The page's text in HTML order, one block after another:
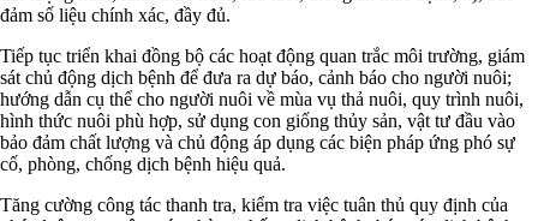
đảm số liệu chính xác, đầy đủ.
Tiếp tục triển khai đồng bộ các hoạt động quan trắc môi trường, giám
sát chủ động dịch bệnh để đưa ra dự báo, cảnh báo cho người nuôi;
hướng dẫn cụ thể cho người nuôi về mùa vụ thả nuôi, quy trình nuôi,
hình thức nuôi phù hợp, sử dụng con giống thủy sản, vật tư đầu vào
bảo đảm chất lượng và chủ động áp dụng các biện pháp ứng phó sự
cố, phòng, chống dịch bệnh hiệu quả.
Tăng cường công tác thanh tra, kiểm tra việc tuân thủ quy định của